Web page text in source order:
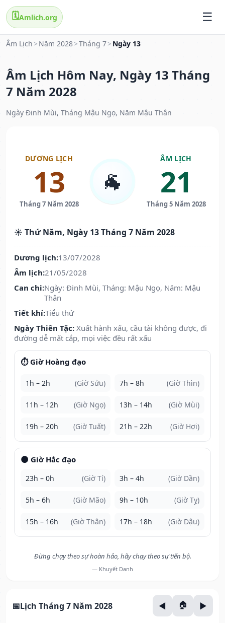
🗓️Amlich.org
Âm Lịch > Năm 2028>Tháng 7> Ngày 13
Âm Lịch Hôm Nay, Ngày 13 Tháng
7 Năm 2028
Ngày Đinh Mùi, Tháng Mậu Ngọ, Năm Mậu Thân
DƯƠNG LỊCH
13
Tháng 7 Năm 2028
🐐
ÂM LỊCH
21
Tháng 5 Năm 2028
☀️ Thứ Năm, Ngày 13 Tháng 7 Năm 2028
Dương lịch:13/07/2028
Âm lịch:21/05/2028
Can chi:Ngày: Đinh Mùi, Tháng: Mậu Ngọ, Năm: Mậu
Thân
Tiết khí:Tiểu thử
Ngày Thiên Tặc: Xuất hành xấu, cầu tài không được, đi
đường dễ mất cắp, mọi việc đều rất xấu
⏱️ Giờ Hoàng đạo
1h – 2h (Giờ Sửu) 7h – 8h (Giờ Thìn)
11h – 12h (Giờ Ngọ) 13h – 14h (Giờ Mùi)
19h – 20h (Giờ Tuất) 21h – 22h (Giờ Hợi)
🌑 Giờ Hắc đạo
23h – 0h (Giờ Tí) 3h – 4h (Giờ Dần)
5h – 6h (Giờ Mão) 9h – 10h (Giờ Tỵ)
15h – 16h (Giờ Thân) 17h – 18h (Giờ Dậu)
Đừng chạy theo sự hoàn hảo, hãy chạy theo sự tiến bộ.
— Khuyết Danh
Lịch Tháng 7 Năm 2028